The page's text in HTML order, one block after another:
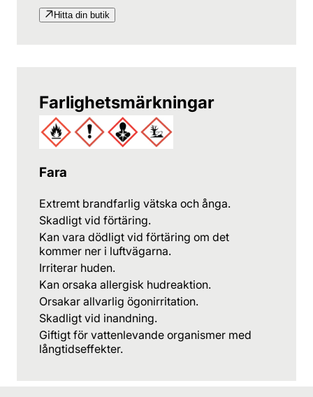
Hitta din butik
Farlighetsmärkningar
Fara
Extremt brandfarlig vätska och ånga.
Skadligt vid förtäring.
Kan vara dödligt vid förtäring om det
kommer ner i luftvägarna.
Irriterar huden.
Kan orsaka allergisk hudreaktion.
Orsakar allvarlig ögonirritation.
Skadligt vid inandning.
Giftigt för vattenlevande organismer med
långtidseffekter.